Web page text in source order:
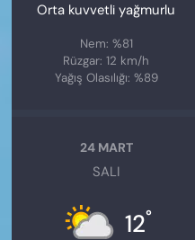
Orta kuvvetli yağmurlu
Nem: %81
Rüzgar: 12 km/h
Yağış Olasılığı: %89
24 MART
SALI
12°